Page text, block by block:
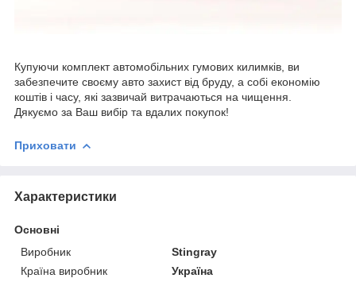
Купуючи комплект автомобільних гумових килимків, ви
забезпечите своєму авто захист від бруду, а собі економію
коштів і часу, які зазвичай витрачаються на чищення.
Дякуємо за Ваш вибір та вдалих покупок!
Приховати
Характеристики
Основні
Виробник
Stingray
Країна виробник
Україна